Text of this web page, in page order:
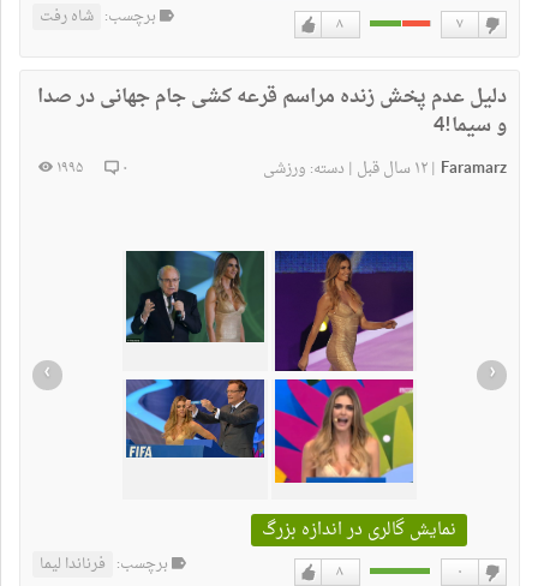
۸ ۷ برچسب: شاه رفت
دلیل عدم پخش زنده مراسم قرعه کشی جام جهانی در صدا
و سیما!4
Faramarz
|۱۲ سال قبل | دسته: ورزشی ۰ ۱۹۹۵
‹
›
نمایش گالری در اندازه بزرگ
۸ ۰ برچسب: فرناندا لیما